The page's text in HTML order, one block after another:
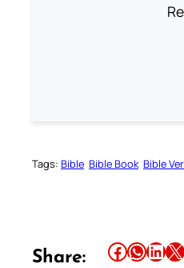
Tags: Bible Bible Book Bible
Share: Share this article on Facebook Share this article on WhatsApp Share this article on LinkedIn Share this article on X